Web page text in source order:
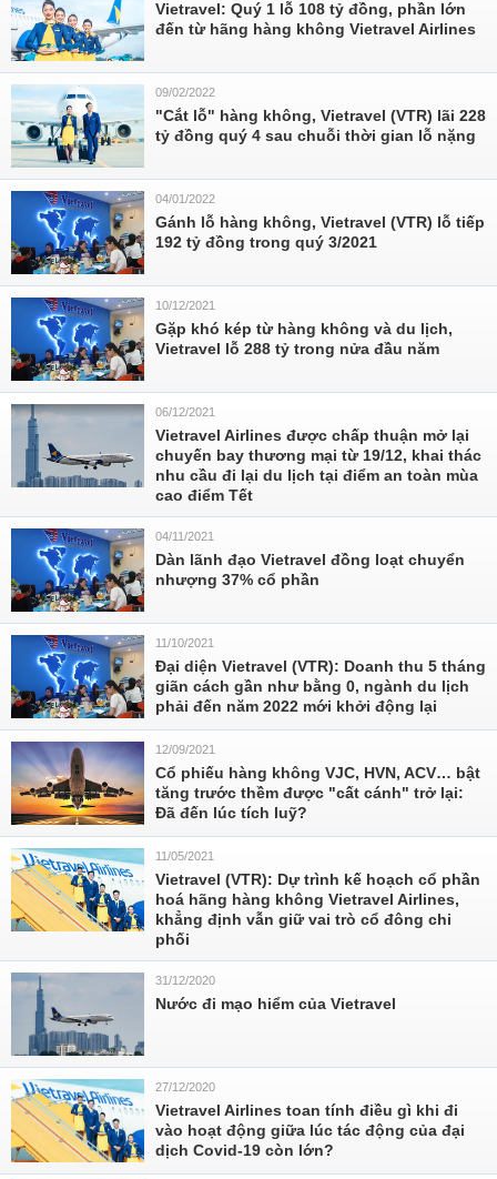
Vietravel: Quý 1 lỗ 108 tỷ đồng, phần lớn
đến từ hãng hàng không Vietravel Airlines
09/02/2022
"Cắt lỗ" hàng không, Vietravel (VTR) lãi 228
tỷ đồng quý 4 sau chuỗi thời gian lỗ nặng
04/01/2022
Gánh lỗ hàng không, Vietravel (VTR) lỗ tiếp
192 tỷ đồng trong quý 3/2021
10/12/2021
Gặp khó kép từ hàng không và du lịch,
Vietravel lỗ 288 tỷ trong nửa đầu năm
06/12/2021
Vietravel Airlines được chấp thuận mở lại
chuyến bay thương mại từ 19/12, khai thác
nhu cầu đi lại du lịch tại điểm an toàn mùa
cao điểm Tết
04/11/2021
Dàn lãnh đạo Vietravel đồng loạt chuyển
nhượng 37% cổ phần
11/10/2021
Đại diện Vietravel (VTR): Doanh thu 5 tháng
giãn cách gần như bằng 0, ngành du lịch
phải đến năm 2022 mới khởi động lại
12/09/2021
Cổ phiếu hàng không VJC, HVN, ACV… bật
tăng trước thềm được "cất cánh" trở lại:
Đã đến lúc tích luỹ?
11/05/2021
Vietravel (VTR): Dự trình kế hoạch cổ phần
hoá hãng hàng không Vietravel Airlines,
khẳng định vẫn giữ vai trò cổ đông chi
phối
31/12/2020
Nước đi mạo hiểm của Vietravel
27/12/2020
Vietravel Airlines toan tính điều gì khi đi
vào hoạt động giữa lúc tác động của đại
dịch Covid-19 còn lớn?